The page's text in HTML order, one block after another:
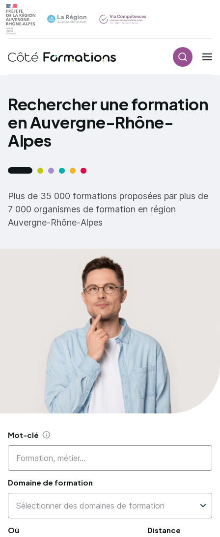
Navigation principale
Rechercher une formation
en Auvergne-Rhône-
Alpes
Plus de 35 000 formations proposées par plus de
7 000 organismes de formation en région
Auvergne-Rhône-Alpes
Mot-clé Aide
Domaine de formation
Où Distance